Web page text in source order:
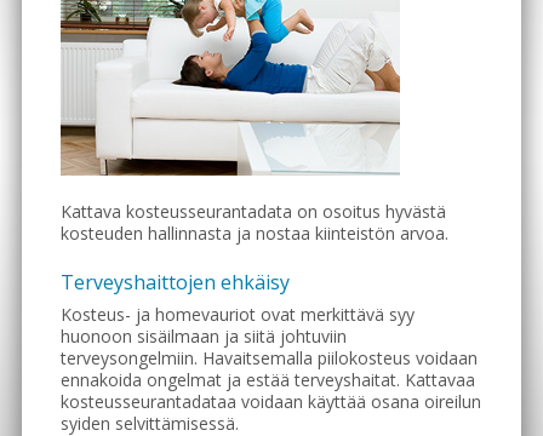
Kattava kosteusseurantadata on osoitus hyvästä
kosteuden hallinnasta ja nostaa kiinteistön arvoa.
Terveyshaittojen ehkäisy
Kosteus- ja homevauriot ovat merkittävä syy
huonoon sisäilmaan ja siitä johtuviin
terveysongelmiin. Havaitsemalla piilokosteus voidaan
ennakoida ongelmat ja estää terveyshaitat. Kattavaa
kosteusseurantadataa voidaan käyttää osana oireilun
syiden selvittämisessä.